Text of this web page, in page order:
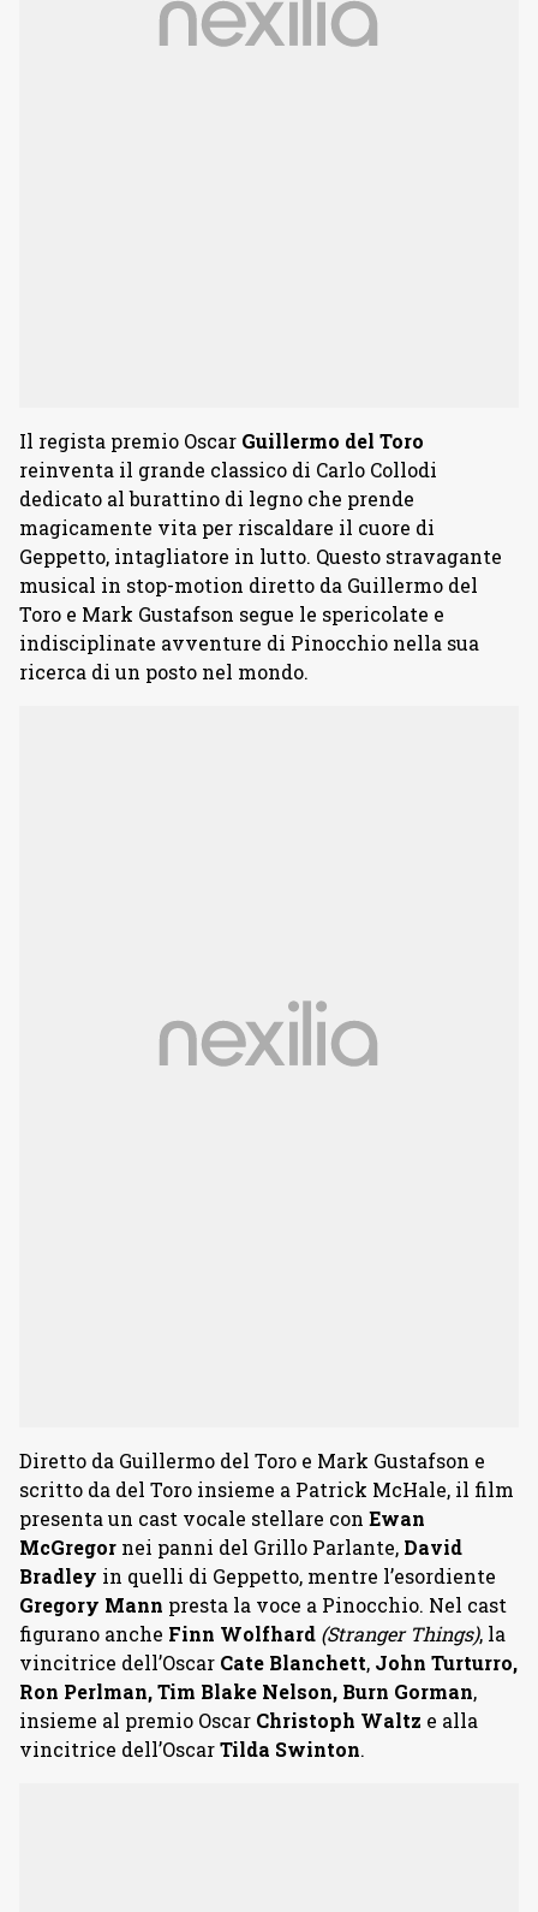
Il regista premio Oscar Guillermo del Toro
reinventa il grande classico di Carlo Collodi
dedicato al burattino di legno che prende
magicamente vita per riscaldare il cuore di
Geppetto, intagliatore in lutto. Questo stravagante
musical in stop-motion diretto da Guillermo del
Toro e Mark Gustafson segue le spericolate e
indisciplinate avventure di Pinocchio nella sua
ricerca di un posto nel mondo.
Diretto da Guillermo del Toro e Mark Gustafson e
scritto da del Toro insieme a Patrick McHale, il film
presenta un cast vocale stellare con Ewan
McGregor nei panni del Grillo Parlante, David
Bradley in quelli di Geppetto, mentre l’esordiente
Gregory Mann presta la voce a Pinocchio. Nel cast
figurano anche Finn Wolfhard (Stranger Things), la
vincitrice dell’Oscar Cate Blanchett, John Turturro,
Ron Perlman, Tim Blake Nelson, Burn Gorman,
insieme al premio Oscar Christoph Waltz e alla
vincitrice dell’OscarTilda Swinton.